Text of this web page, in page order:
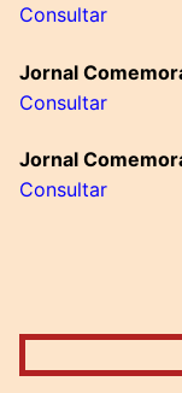
Consultar
Jornal
Consultar
Jornal
Consultar